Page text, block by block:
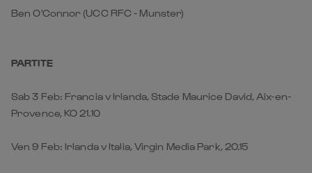
Ben O'Connor (UCC RFC - Munster)
PARTITE
Sab 3 Feb: Francia v Irlanda, Stade Maurice David, Aix-en-
Provence, KO 21.10
Ven 9 Feb: Irlanda v Italia, Virgin Media Park, 20.15